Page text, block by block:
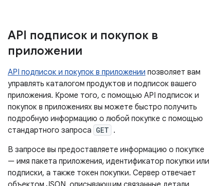
API подписок и покупок в
приложении
API подписок и покупок в приложении позволяет вам
управлять каталогом продуктов и подписок вашего
приложения. Кроме того, с помощью API подписок и
покупок в приложениях вы можете быстро получить
подробную информацию о любой покупке с помощью
стандартного запроса GET .
В запросе вы предоставляете информацию о покупке
— имя пакета приложения, идентификатор покупки или
подписки, а также токен покупки. Сервер отвечает